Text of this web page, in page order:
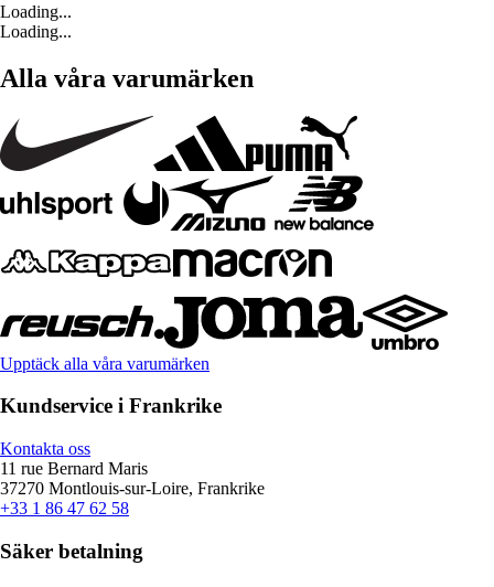
Loading...
Loading...
Alla våra varumärken
Upptäck alla våra varumärken
Kundservice i Frankrike
Kontakta oss
11 rue Bernard Maris
37270 Montlouis-sur-Loire, Frankrike
+33 1 86 47 62 58
Säker betalning